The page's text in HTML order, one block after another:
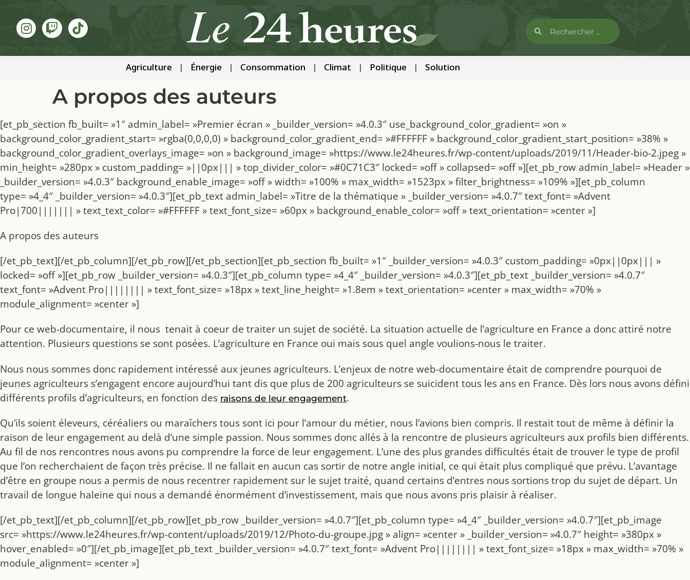
Agriculture Énergie Consommation Climat Politique Solution
A propos des auteurs
[et_pb_section fb_built= »1″ admin_label= »Premier écran » _builder_version= »4.0.3″ use_background_color_gradient= »on »
background_color_gradient_start= »rgba(0,0,0,0) » background_color_gradient_end= »#FFFFFF » background_color_gradient_start_position= »38% »
background_color_gradient_overlays_image= »on » background_image= »https://www.le24heures.fr/wp-content/uploads/2019/11/Header-bio-2.jpeg »
min_height= »280px » custom_padding= »||0px||| » top_divider_color= »#0C71C3″ locked= »off » collapsed= »off »][et_pb_row admin_label= »Header »
_builder_version= »4.0.3″ background_enable_image= »off » width= »100% » max_width= »1523px » filter_brightness= »109% »][et_pb_column
type= »4_4″ _builder_version= »4.0.3″][et_pb_text admin_label= »Titre de la thématique » _builder_version= »4.0.7″ text_font= »Advent
Pro|700||||||| » text_text_color= »#FFFFFF » text_font_size= »60px » background_enable_color= »off » text_orientation= »center »]
A propos des auteurs
[/et_pb_text][/et_pb_column][/et_pb_row][/et_pb_section][et_pb_section fb_built= »1″ _builder_version= »4.0.3″ custom_padding= »0px||0px||| »
locked= »off »][et_pb_row _builder_version= »4.0.3″][et_pb_column type= »4_4″ _builder_version= »4.0.3″][et_pb_text _builder_version= »4.0.7″
text_font= »Advent Pro|||||||| » text_font_size= »18px » text_line_height= »1.8em » text_orientation= »center » max_width= »70% »
module_alignment= »center »]
Pour ce web-documentaire, il nous tenait à coeur de traiter un sujet de société. La situation actuelle de l’agriculture en France a donc attiré notre
attention. Plusieurs questions se sont posées. L’agriculture en France oui mais sous quel angle voulions-nous le traiter.
Nous nous sommes donc rapidement intéressé aux jeunes agriculteurs. L’enjeux de notre web-documentaire était de comprendre pourquoi de
jeunes agriculteurs s’engagent encore aujourd’hui tant dis que plus de 200 agriculteurs se suicident tous les ans en France. Dès lors nous avons défini
différents profils d’agriculteurs, en fonction des raisons de leur engagement.
Qu’ils soient éleveurs, céréaliers ou maraîchers tous sont ici pour l’amour du métier, nous l’avions bien compris. Il restait tout de même à définir la
raison de leur engagement au delà d’une simple passion. Nous sommes donc allés à la rencontre de plusieurs agriculteurs aux profils bien différents.
Au fil de nos rencontres nous avons pu comprendre la force de leur engagement. L’une des plus grandes difficultés était de trouver le type de profil
que l’on recherchaient de façon très précise. Il ne fallait en aucun cas sortir de notre angle initial, ce qui était plus compliqué que prévu. L’avantage
d’être en groupe nous a permis de nous recentrer rapidement sur le sujet traité, quand certains d’entres nous sortions trop du sujet de départ. Un
travail de longue haleine qui nous a demandé énormément d’investissement, mais que nous avons pris plaisir à réaliser.
[/et_pb_text][/et_pb_column][/et_pb_row][et_pb_row _builder_version= »4.0.7″][et_pb_column type= »4_4″ _builder_version= »4.0.7″][et_pb_image
src= »https://www.le24heures.fr/wp-content/uploads/2019/12/Photo-du-groupe.jpg » align= »center » _builder_version= »4.0.7″ height= »380px »
hover_enabled= »0″][/et_pb_image][et_pb_text _builder_version= »4.0.7″ text_font= »Advent Pro|||||||| » text_font_size= »18px » max_width= »70% »
module_alignment= »center »]